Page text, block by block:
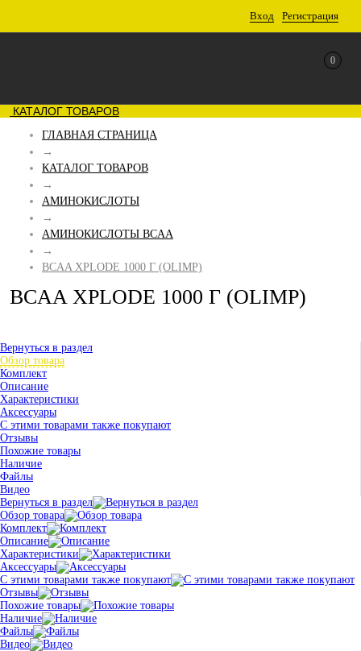
Вход Регистрация
0
КАТАЛОГ ТОВАРОВ
ГЛАВНАЯ СТРАНИЦА
→
КАТАЛОГ ТОВАРОВ
→
АМИНОКИСЛОТЫ
→
АМИНОКИСЛОТЫ BCAA
→
BCAA XPLODE 1000 Г (OLIMP)
BCAA XPLODE 1000 Г (OLIMP)
Вернуться в раздел
Обзор товара
Комплект
Описание
Характеристики
Аксессуары
С этими товарами также покупают
Отзывы
Похожие товары
Наличие
Файлы
Видео
Вернуться в раздел
Обзор товара
Комплект
Описание
Характеристики
Аксессуары
С этими товарами также покупают
Отзывы
Похожие товары
Наличие
Файлы
Видео